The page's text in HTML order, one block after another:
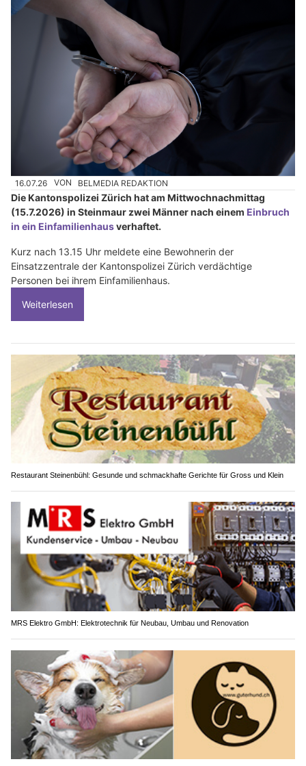
16.07.26 VON BELMEDIA REDAKTION
Die Kantonspolizei Zürich hat am Mittwochnachmittag
(15.7.2026) in Steinmaur zwei Männer nach einem Einbruch
in ein Einfamilienhausverhaftet.
Kurz nach 13.15 Uhr meldete eine Bewohnerin der
Einsatzzentrale der Kantonspolizei Zürich verdächtige
Personen bei ihrem Einfamilienhaus.
Weiterlesen
Restaurant Steinenbühl: Gesunde und schmackhafte Gerichte für Gross und Klein
MRS Elektro GmbH: Elektrotechnik für Neubau, Umbau und Renovation